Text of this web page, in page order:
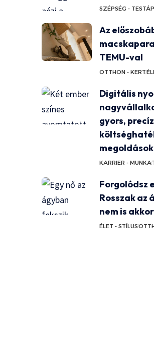
SZÉPSÉG -
Az
TEMU-val
OTTHON - KERT
Digitális
gyors,
megoldások
KARRIER - MUNKA
Forgolódsz
Rosszak az
nem is
ÉLET - STÍLUS